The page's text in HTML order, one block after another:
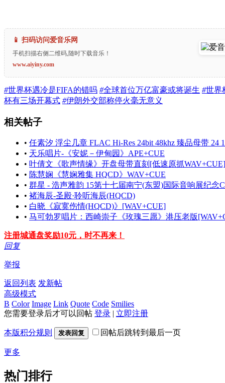
📱 扫码访问爱音乐网
手机扫描右侧二维码,随时下载音乐！
www.aiyiny.com
#世界杯遇冷是FIFA的错吗 #全球首位万亿富豪或将诞生 #世界
杯有三场开幕式 #伊朗外交部称停火毫无意义
相关帖子
• 任素汐 浮尘几章 FLAC Hi-Res 24bit 48khz 臻品母带 24
• 天乐唱片-《安妮－伊甸园》APE+CUE
• 叶倩文《歌声情缘》开盘母带直刻[低速原抓WAV+CUE]
• 陈慧娴《慧娴雅集 HQCD》WAV+CUE
• 群星 - 浩声雅韵 15第十七届南宁(东盟)国际音响展纪念
• 褚海辰-圣殿·聆听海辰(HQCD)
• 白晓《寂寞伤情(HQCD)》[WAV+CUE]
• 马可勃罗唱片：西崎崇子《玫瑰三愿》港压老版
注册城通盘奖励10元，时不再来！
回复
举报
返回列表 发新帖
高级模式
B Color Image Link Quote Code Smilies
您需要登录后才可以回帖 登录 | 立即注册
本版积分规则 发表回复 回帖后跳转到最后一页
更多
热门排行